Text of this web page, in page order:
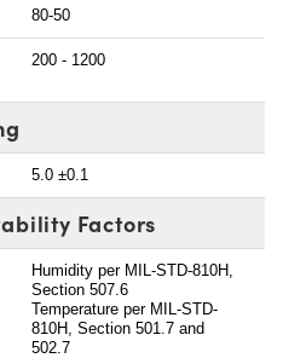
80-50
200 - 1200
5.0 ±0.1
Factors
Humidity per MIL-STD-810H,
Section 507.6
Temperature per MIL-STD-
810H, Section 501.7 and
502.7